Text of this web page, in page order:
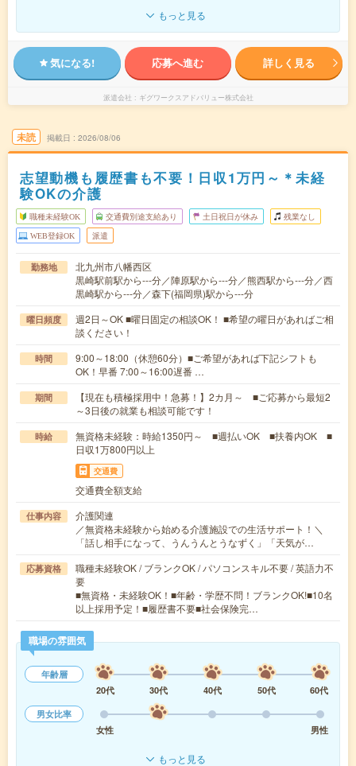
もっと見る
気になる! 応募へ進む 詳しく見る
派遣会社 ギグワークスアドバリュー株式会社
未読 掲載日 2026/08/06
志望動機も履歴書も不要！日収1万円～＊未経
験OKの介護
職種未経験OK 交通費別途支給あり 土日祝日が休み 残業なし
WEB登録OK 派遣
勤務地
北九州市八幡西区
黒崎駅前駅から---分／陣原駅から---分／熊西駅から---分／西
黒崎駅から---分／森下(福岡県)駅から---分
曜日頻度
週2日～OK ■曜日固定の相談OK！ ■希望の曜日があればご相
談ください！
時間
9:00～18:00（休憩60分）■ご希望があれば下記シフトも
OK！早番 7:00～16:00遅番 …
期間
【現在も積極採用中！急募！】2カ月～ ■ご応募から最短2
～3日後の就業も相談可能です！
時給
無資格未経験：時給1350円～ ■週払いOK ■扶養内OK ■
日収1万800円以上
交通費
交通費全額支給
仕事内容
介護関連
／無資格未経験から始める介護施設での生活サポート！＼
「話し相手になって、うんうんとうなずく」「天気が…
応募資格
職種未経験OK / ブランクOK / パソコンスキル不要 / 英語力不
要
■無資格・未経験OK！■年齢・学歴不問！ブランクOK!■10名
以上採用予定！■履歴書不要■社会保険完…
職場の雰囲気
年齢層
20代
30代 40代 50代
60代
男女比率
女性
男性
もっと見る